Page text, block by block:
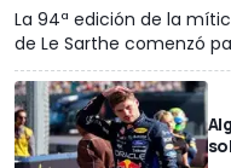
La 94ª edición de la
de Le Sarthe comenzó